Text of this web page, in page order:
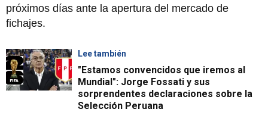
próximos días ante la apertura del mercado de
fichajes.
Lee también
"Estamos convencidos que iremos al
Mundial": Jorge Fossati y sus
sorprendentes declaraciones sobre la
Selección Peruana